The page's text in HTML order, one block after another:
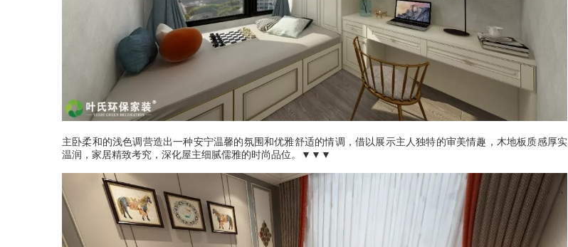
主卧柔和的浅色调营造出一种安宁温馨的氛围和优雅舒适的情调，借以展示主人独特的审美情趣，木地板质感厚实
温润，家居精致考究，深化屋主细腻儒雅的时尚品位。▼▼▼